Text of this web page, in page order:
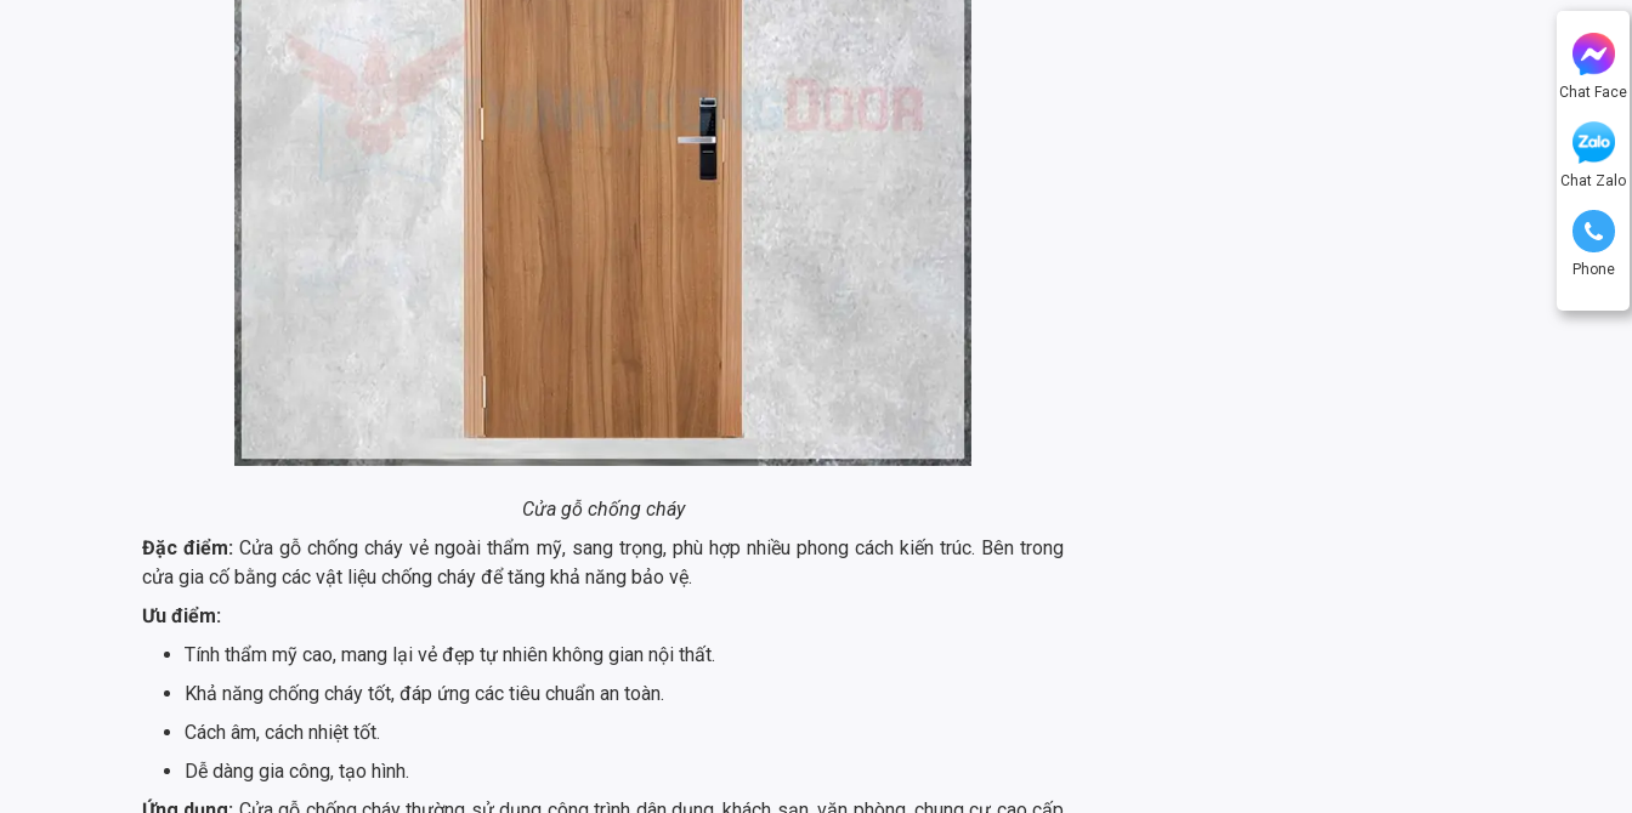
Chat Face
Chat Zalo
Phone
Cửa gỗ chống cháy
Đặc điểm:Cửa gỗ chống cháy vẻ ngoài thẩm mỹ, sang trọng, phù hợp nhiều phong cách kiến trúc. Bên trong
cửa gia cố bằng các vật liệu chống cháy để tăng khả năng bảo vệ.
Ưu điểm:
Tính thẩm mỹ cao, mang lại vẻ đẹp tự nhiên không gian nội thất.
Khả năng chống cháy tốt, đáp ứng các tiêu chuẩn an toàn.
Cách âm, cách nhiệt tốt.
Dễ dàng gia công, tạo hình.